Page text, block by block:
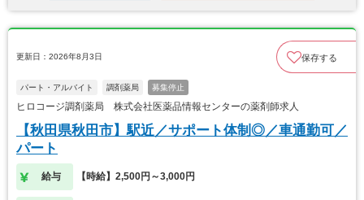
更新日：2026年8月3日 保存する
パート・アルバイト 調剤薬局 募集停止
ヒロコージ調剤薬局 株式会社医薬品情報センターの薬剤師求人
【秋田県秋田市】駅近／サポート体制◎／車通勤可／
パート
給与 【時給】2,500円～3,000円